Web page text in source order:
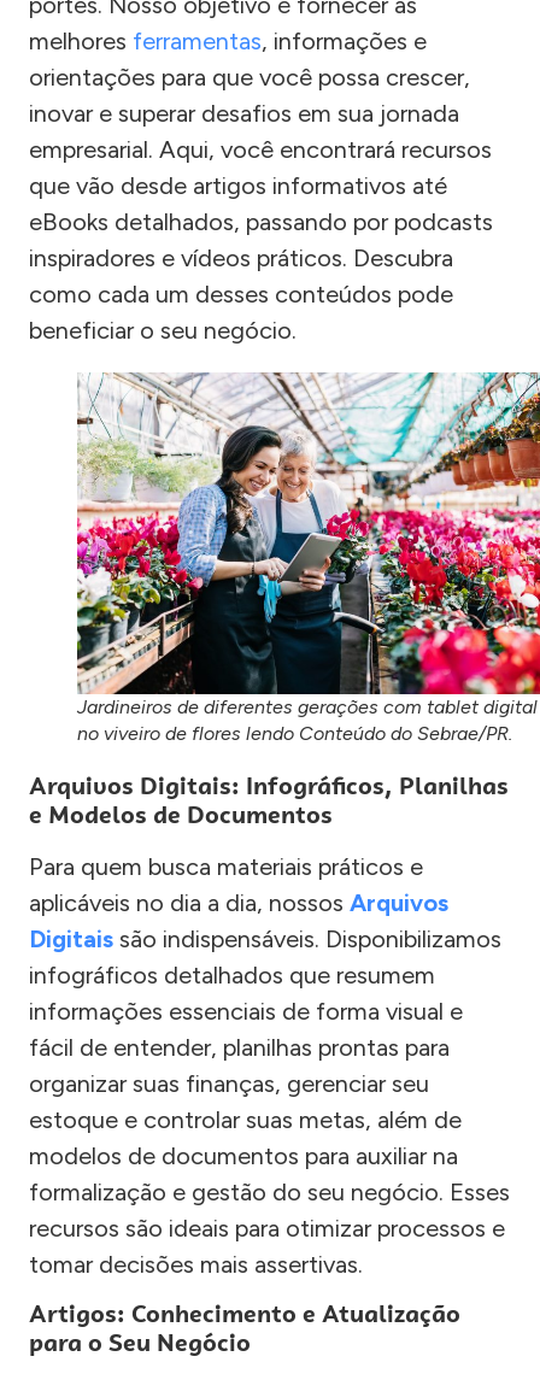
melhores ferramentas, informações e
orientações para que você possa crescer,
inovar e superar desafios em sua jornada
empresarial. Aqui, você encontrará recursos
que vão desde artigos informativos até
eBooks detalhados, passando por podcasts
inspiradores e vídeos práticos. Descubra
como cada um desses conteúdos pode
beneficiar o seu negócio.
Jardineiros de diferentes gerações com tablet digital
no viveiro de flores lendo Conteúdo do Sebrae/PR.
Arquivos Digitais: Infográficos, Planilhas
e Modelos de Documentos
Para quem busca materiais práticos e
aplicáveis no dia a dia, nossos Arquivos
Digitais são indispensáveis. Disponibilizamos
infográficos detalhados que resumem
informações essenciais de forma visual e
fácil de entender, planilhas prontas para
organizar suas finanças, gerenciar seu
estoque e controlar suas metas, além de
modelos de documentos para auxiliar na
formalização e gestão do seu negócio. Esses
recursos são ideais para otimizar processos e
tomar decisões mais assertivas.
Artigos: Conhecimento e Atualização
para o Seu Negócio